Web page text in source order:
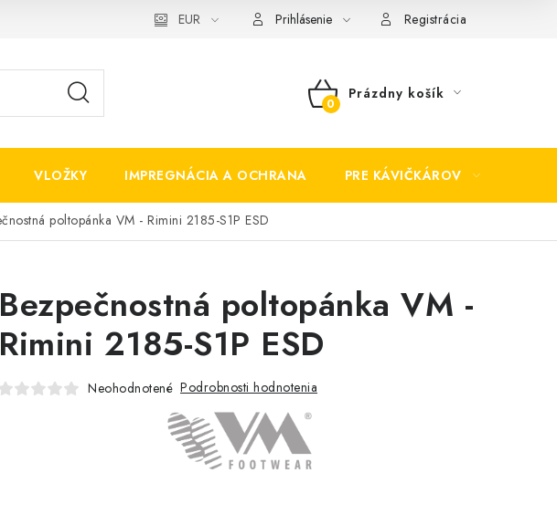
EUR Prihlásenie Registrácia
NÁKUPNÝ
Prázdny košík
VLOŽKY IMPREGNÁCIA A OCHRANA PRE KÁVIČKÁROV
poltopánka VM - Rimini 2185-S1P ESD
Bezpečnostná poltopánka VM -
Rimini 2185-S1P ESD
Neohodnotené Podrobnosti hodnotenia